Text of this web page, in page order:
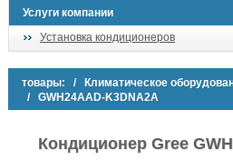
Услуги компании
Установка кондиционеров
товары: / Климатическое
/ GWH24AAD-K3DNA2A
Кондиционер Gree